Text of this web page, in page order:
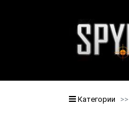
Категории